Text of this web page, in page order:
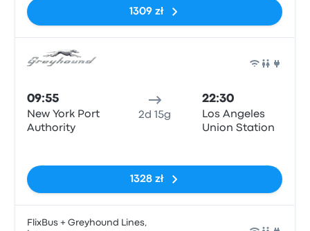
1309 zł
09:55
New York Port
Authority
2d 15g
22:30
Los Angeles
Union Station
1328 zł
FlixBus + Greyhound Lines,